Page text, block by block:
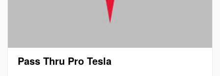
Pass Thru Pro Tesla